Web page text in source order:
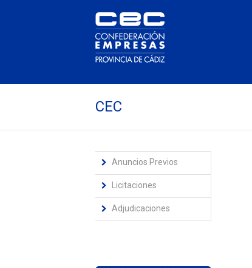
CEC
Anuncios Previos
Licitaciones
Adjudicaciones